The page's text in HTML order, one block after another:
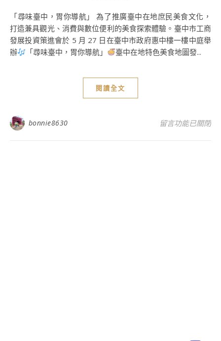
「尋味臺中，胃你導航」 為了推廣臺中在地庶民美食文化，
打造兼具觀光、消費與數位便利的美食探索體驗。臺中市工商
發展投資策進會於 5 月 27 日在臺中市政府惠中樓一樓中庭舉
辦
「尋味臺中，胃你導航」 臺中在地特色美食地圖發...
閱讀全文
bonnie8630 在〈「尋味臺中
留言功能已關閉